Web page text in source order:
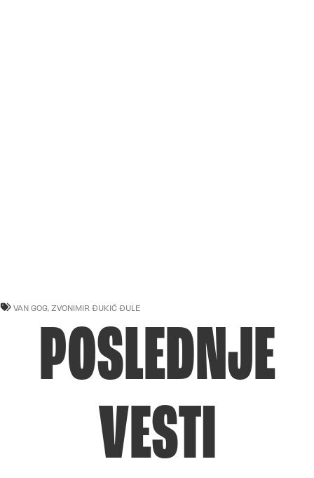
VAN GOG ZVONIMIR ĐUKIĆ ĐULE
POSLEDNJE
VESTI